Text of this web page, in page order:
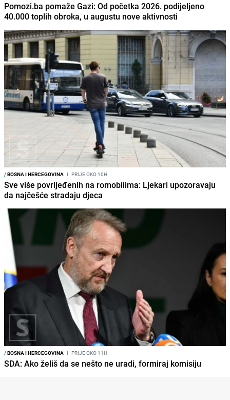
Pomozi.ba pomaže Gazi: Od početka 2026. podijeljeno
40.000 toplih obroka, u augustu nove aktivnosti
/BOSNA I HERCEGOVINA I PRIJE OKO 10H
Sve više povrijeđenih na romobilima: Ljekari upozoravaju
da najčešće stradaju djeca
/BOSNA I HERCEGOVINA I PRIJE OKO 11H
SDA: Ako želiš da se nešto ne uradi, formiraj komisiju